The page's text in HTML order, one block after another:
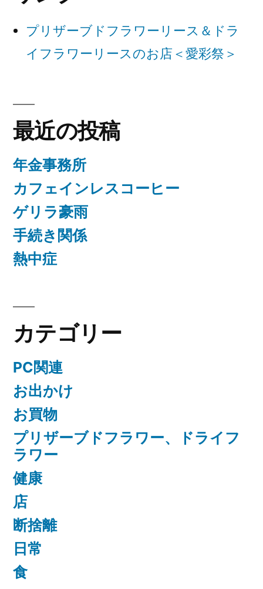
プリザーブドフラワーリース＆ドラ
イフラワーリースのお店＜愛彩祭＞
最近の投稿
年金事務所
カフェインレスコーヒー
ゲリラ豪雨
手続き関係
熱中症
カテゴリー
PC関連
お出かけ
お買物
プリザーブドフラワー、ドライフ
ラワー
健康
店
断捨離
日常
食